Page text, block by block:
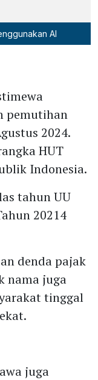
AI
pemutihan
2024.
HUT
Indonesia.
tahun UU
20214
denda pajak
nama juga
tinggal
juga